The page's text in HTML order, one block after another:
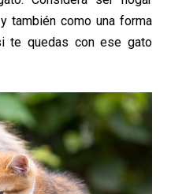
también como una forma
te quedas con ese gato